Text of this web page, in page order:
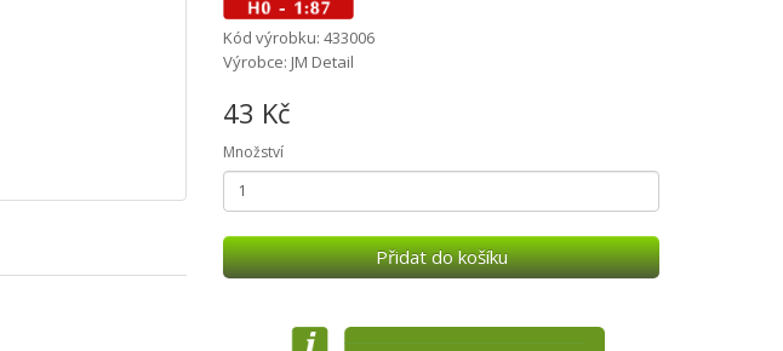
Kód výrobku: 433006
Výrobce: JM Detail
43 Kč
Množství
Přidat do košíku